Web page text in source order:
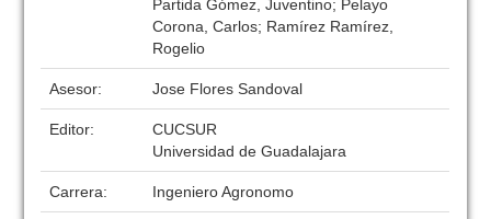
Partida Gómez, Juventino; Pelayo
Corona, Carlos; Ramírez Ramírez,
Rogelio
Asesor: Jose Flores Sandoval
Editor:
CUCSUR
Universidad de Guadalajara
Carrera: Ingeniero Agronomo